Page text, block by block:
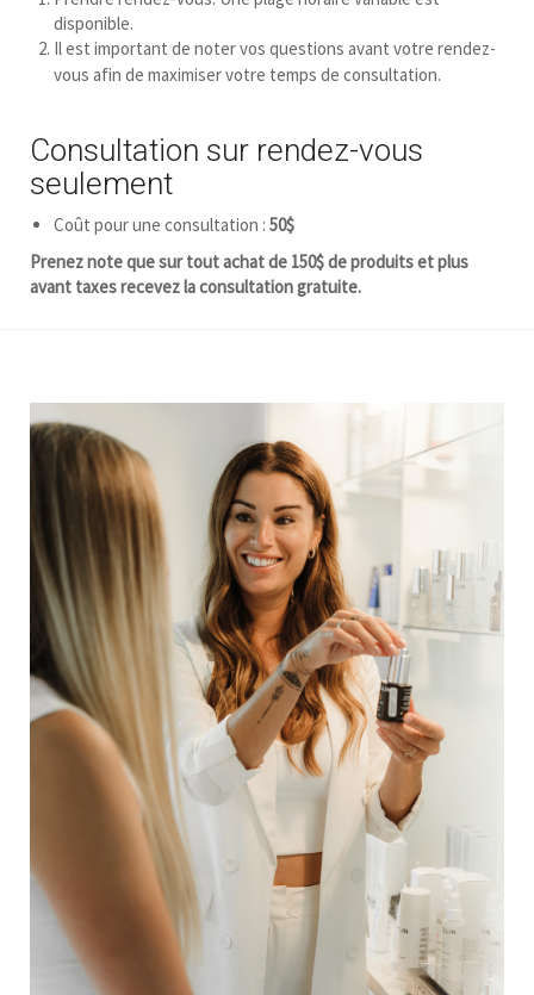
disponible.
Il est important de noter vos questions avant votre rendez-
vous afin de maximiser votre temps de consultation.
Consultation sur rendez-vous
seulement
Coût pour une consultation : 50$
Prenez note que sur tout achat de 150$ de produits et plus
avant taxes recevez la consultation gratuite.